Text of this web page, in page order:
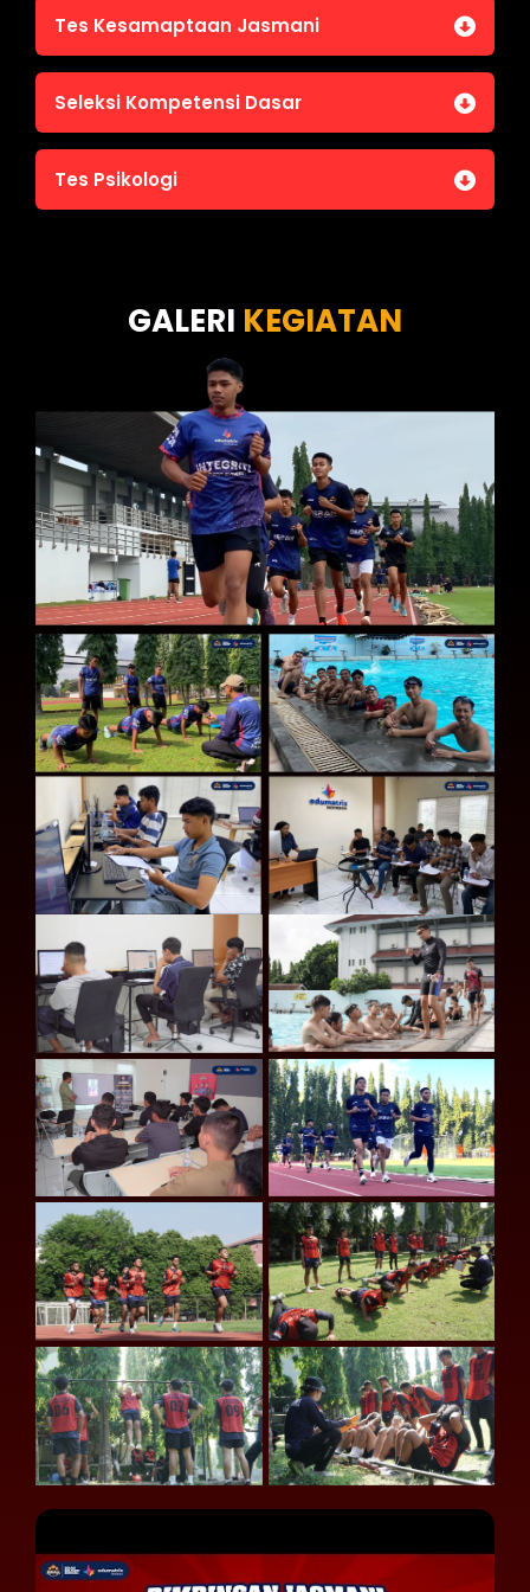
Tes Kesamaptaan Jasmani
Jasmani A (Lari 12 menit)
Jasmani C (Renang)
Seleksi Kompetensi Dasar
Tes Intelegensi Umum
Tes Psikologi
Tes Kepribadian
GALERI KEGIATAN